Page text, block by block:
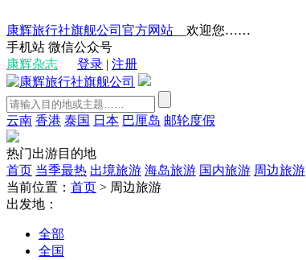
康辉旅行社旗舰公司官方网站 __欢迎您……
手机站 微信公众号
康辉杂志
登录 | 注册
云南 香港 泰国 日本 巴厘岛 邮轮度假
热门出游目的地
首页 当季最热 出境旅游 海岛旅游 国内旅游 周边旅游
当前位置： 首页 > 周边旅游
出发地：
全部
全国